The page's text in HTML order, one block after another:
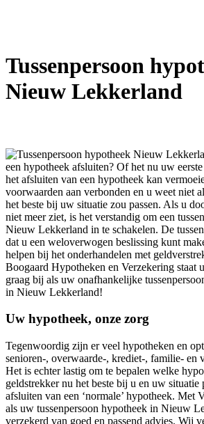
Tussenpersoon
Nieuw Lekkerland
een hypotheek afsluiten? Of het nu uw
het afsluiten van een hypotheek kan
voorwaarden aan verbonden en u weet niet
het beste bij uw situatie zou passen. Als u
niet meer ziet, is het verstandig om een
Nieuw Lekkerland in te schakelen. De
dat u een weloverwogen beslissing kunt
helpen bij het onderhandelen met
Boogaard Hypotheken en Verzekering staat u
graag bij als uw onafhankelijke
in Nieuw Lekkerland!
Uw hypotheek, onze zorg
Tegenwoordig zijn er veel hypotheken en
senioren-, overwaarde-, krediet-, familie- en
Het is echter lastig om te bepalen welke
geldstrekker nu het beste bij u en uw situatie
afsluiten van een ‘normale’ hypotheek. Met
als uw tussenpersoon hypotheek in Nieuw
verzekerd van goed en passend advies. Wij